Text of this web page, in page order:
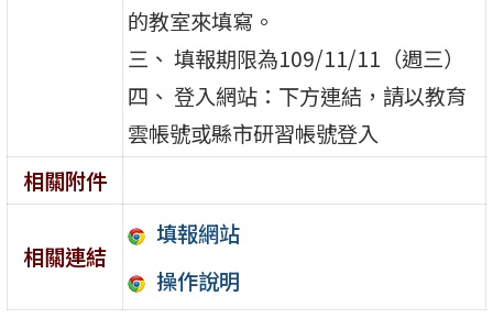
的教室來填寫。
三、 填報期限為109/11/11（週三）
四、 登入網站：下方連結，請以教育
雲帳號或縣市研習帳號登入
相關附件
相關連結
填報網站
操作說明